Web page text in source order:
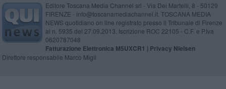
Editore Toscana Media Channel srl - Via Dei Martelli, 8 - 50129
FIRENZE - info@toscanamediachannel.it. TOSCANA MEDIA
NEWS quotidiano on line registrato presso il Tribunale di Firenze
al n. 5935 del 27.09.2013. Iscrizione ROC 22105 - C.F. e P.Iva
0620787048
Fatturazione Elettronica M5UXCR1 | Privacy Nielsen
Direttore responsabile Marco Migli